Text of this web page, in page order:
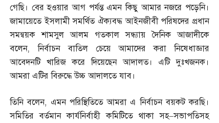
গেছি। বের হওয়ার আগ পর্যন্ত এমন কিছু আমার নজরে পড়েনি।
জামায়েতে ইসলামী সমর্থিত ঐক্যবদ্ধ আইনজীবী পরিষদের প্রধান
সমন্বয়ক শামসুল আলম গতকাল সন্ধ্যায় দৈনিক আজাদীকে
বলেন,নির্বাচন বাতিল চেয়ে আমাদের করা নিষেধাজ্ঞার
আবেদনটি খারিজ করে দিয়েছেন আদালত। এটি দুঃখজনক।
আমরা এটির বিরুদ্ধে উচ্চ আদালতে যাব।
তিনি বলেন, এমন পরিস্থিতিতে আমরা এ নির্বাচন বয়কট করছি।
সমিতির বর্তমান কার্যনির্বাহী কমিটিতে থাকা সহ–সভাপতিসহ